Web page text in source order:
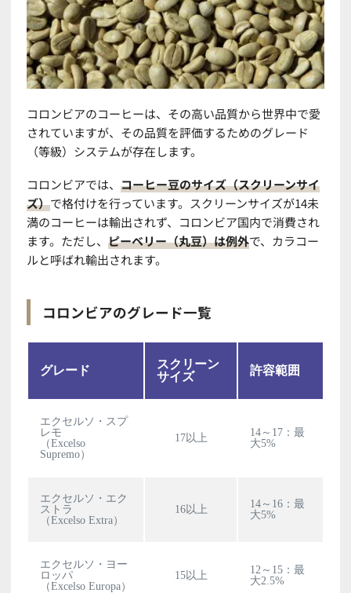
コロンビアのコーヒーは、その高い品質から世界中で愛
されていますが、その品質を評価するためのグレード
（等級）システムが存在します。
コロンビアでは、 コーヒー豆のサイズ（スクリーンサイ
ズ）で格付けを行っています。スクリーンサイズが14未
満のコーヒーは輸出されず、コロンビア国内で消費され
ます。ただし、 ピーベリー（丸豆）は例外で、カラコー
ルと呼ばれ輸出されます。
コロンビアのグレード一覧
グレード
スクリーン
サイズ
許容範囲
エクセルソ・スプ
レモ
（Excelso
Supremo）
17以上
14～17：最
大5%
エクセルソ・エク
ストラ
（Excelso Extra）
16以上
14～16：最
大5%
エクセルソ・ヨー
ロッパ
（Excelso Europa）
15以上
12～15：最
大2.5%